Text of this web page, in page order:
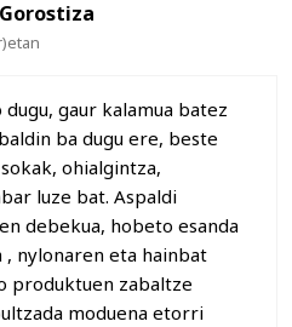
gaur kalamua batez
ba dugu ere, beste
ohialgintza,
luze bat. Aspaldi
debekua, hobeto esanda
nylonaren eta hainbat
zabaltze
moduena etorri